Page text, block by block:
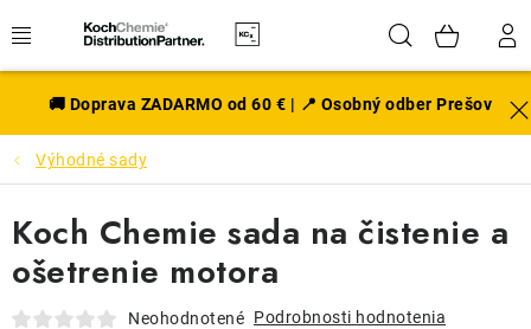
na
Hľadať
EXTERIÉR
DISKY A PNEU
INTERIÉR
PRÍSLUŠENSTVO
🚚 Doprava ZADARMO od 60 € | 📍 Osobný odber Prešov
Výhodné sady
Koch Chemie sada na čistenie a
ošetrenie motora
Neohodnotené Podrobnosti hodnotenia